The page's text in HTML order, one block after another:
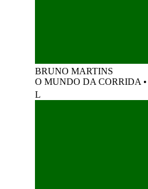
BRUNO MARTINS
O MUNDO DA CORRIDA •
L